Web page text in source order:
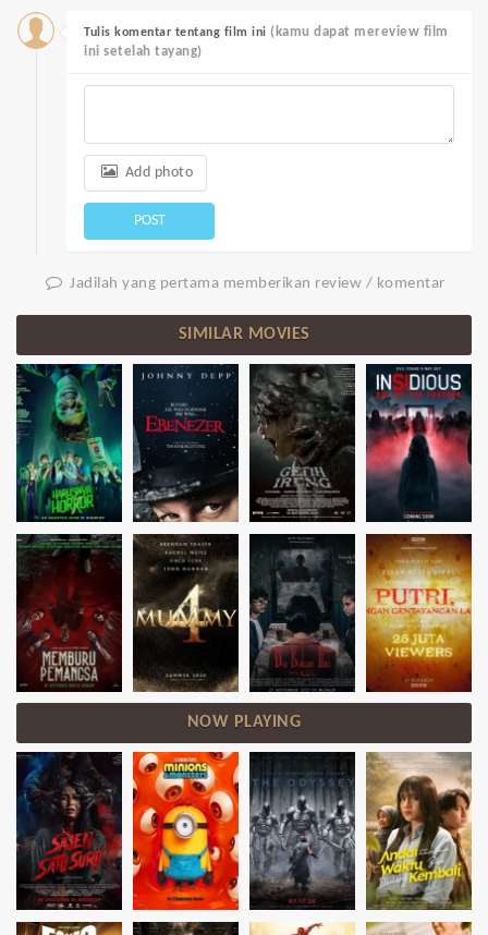
Tulis komentar tentang film ini (kamu dapat mereview film
ini setelah tayang)
Add photo
POST
Jadilah yang pertama memberikan review / komentar
SIMILAR MOVIES
NOW PLAYING